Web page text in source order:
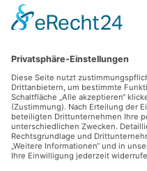
Alle Preise inkl. gesetzl.
Nachnahmegebühren,
© 2026 Lovehurts Bikes -